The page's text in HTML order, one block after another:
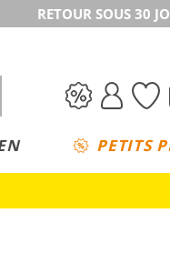
RETOUR SOUS 30
PETITS